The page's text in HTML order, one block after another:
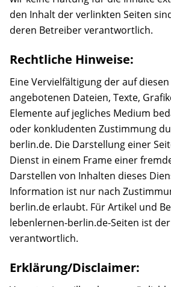
den Inhalt der verlinkten Seiten
deren Betreiber verantwortlich.
Rechtliche Hinweise:
Eine Vervielfältigung der auf diesen
angebotenen Dateien, Texte,
Elemente auf jegliches Medium
oder konkludenten Zustimmung
berlin.de. Die Darstellung einer
Dienst in einem Frame einer
Darstellen von Inhalten dieses
Information ist nur nach
berlin.de erlaubt. Für Artikel und
lebenlernen-berlin.de-Seiten ist
verantwortlich.
Erklärung/Disclaimer: